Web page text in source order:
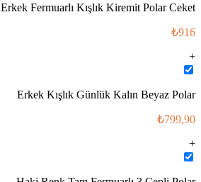
Erkek Fermuarlı Kışlık Kiremit Polar Ceket
₺916
+
Erkek Kışlık Günlük Kalın Beyaz Polar
₺799,90
+